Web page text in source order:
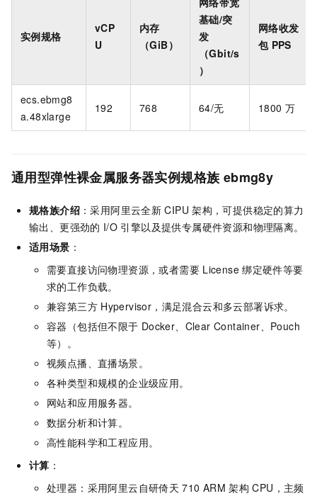
实例规格
vCP
U
内存
（GiB）
基础/突
发
（Gbit/s
）
网络收发
包 PPS
ecs.ebmg8
a.48xlarge
192 768 64/无 1800 万
通用型弹性裸金属服务器实例规格族 ebmg8y
规格族介绍 ：采用阿里云全新 CIPU 架构，可提供稳定的算力
输出、更强劲的 I/O 引擎以及提供专属硬件资源和物理隔离。
适用场景 ：
需要直接访问物理资源，或者需要 License 绑定硬件等要
求的工作负载。
兼容第三方 Hypervisor，满足混合云和多云部署诉求。
容器（包括但不限于 Docker、Clear Container、Pouch
等）。
视频点播、直播场景。
各种类型和规模的企业级应用。
网站和应用服务器。
数据分析和计算。
高性能科学和工程应用。
计算 ：
处理器：采用阿里云自研倚天 710 ARM 架构 CPU，主频